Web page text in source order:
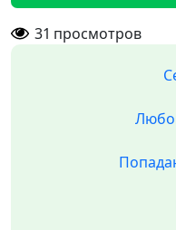
31 просмотров